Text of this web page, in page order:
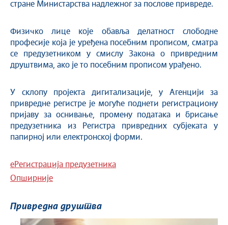
стране Министарства надлежног за послове привреде.
Физичко лице које обавља делатност слободне
професије која је уређена посебним прописом, сматра
се предузетником у смислу Закона о привредним
друштвима, ако је то посебним прописом урађено.
У склопу пројекта дигитализације, у Агенцији за
привредне регистре је могуће поднети регистрациону
пријаву за оснивање, промену података и брисање
предузетника из Регистра привредних субјеката у
папирној или електронској форми.
еРегистрација предузетника
Опширније
Привредна друштва